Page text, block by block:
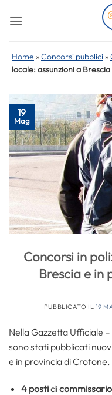
Home »Concorsi pubblici »
locale: assunzioni a
19
Mag
Concorsi in
Brescia e in
PUBBLICATO IL 19
Nella Gazzetta Ufficiale
sono stati pubblicati
e in provincia di
4 postidi